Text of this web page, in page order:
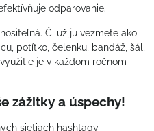
odparovanie.
Či už ju vezmete ako
potítko, čelenku, bandáž, šál,
je v každom ročnom
zážitky a úspechy!
sietiach hashtagy